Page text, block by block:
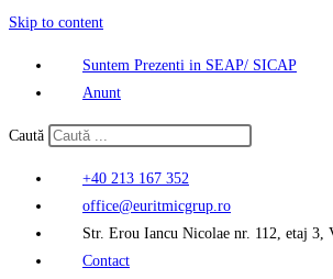
Skip to content
Suntem Prezenti in SEAP/ SICAP
Anunt
Caută
+40 213 167 352
office@euritmicgrup.ro
Str. Erou Iancu Nicolae nr. 112, etaj
Contact